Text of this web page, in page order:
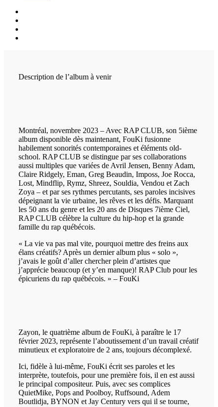
Description de l’album à venir
Montréal, novembre 2023 – Avec RAP CLUB, son 5ième
album disponible dès maintenant, FouKi fusionne
habilement sonorités contemporaines et éléments old-
school. RAP CLUB se distingue par ses collaborations
aussi multiples que variées de Avril Jensen, Benny Adam,
Claire Ridgely, Eman, Greg Beaudin, Imposs, Joe Rocca,
Lost, Mindflip, Rymz, Shreez, Souldia, Vendou et Zach
Zoya – et par ses rythmes percutants, ses paroles incisives
dépeignant la vie urbaine, les rêves et les défis. Marquant
les 50 ans du genre et les 20 ans de Disques 7ième Ciel,
RAP CLUB célèbre la culture du hip-hop et la grande
famille du rap québécois.
« La vie va pas mal vite, pourquoi mettre des freins aux
élans créatifs? Après un dernier album plus « solo »,
j’avais le goût d’aller chercher plein d’artistes que
j’apprécie beaucoup (et y’en manque)! RAP Club pour les
épicuriens du rap québécois. » – FouKi
Zayon, le quatrième album de FouKi, à paraître le 17
février 2023, représente l’aboutissement d’un travail créatif
minutieux et exploratoire de 2 ans, toujours décomplexé.
Ici, fidèle à lui-même, FouKi écrit ses paroles et les
interprète, toutefois, pour une première fois, il en est aussi
le principal compositeur. Puis, avec ses complices
QuietMike, Pops and Poolboy, Ruffsound, Adem
Boutlidja, BYNON et Jay Century vers qui il se tourne,